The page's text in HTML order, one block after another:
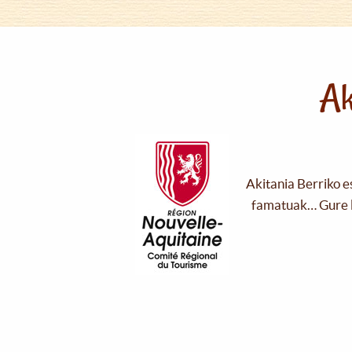
Akitania Berriko
famatuak… Gure